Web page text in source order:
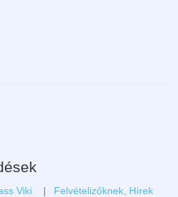
Viki Felvételizőknek Hírek